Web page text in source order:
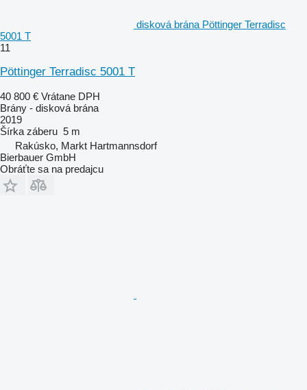
disková brána Pöttinger Terradisc
5001 T
11
Pöttinger Terradisc 5001 T
40 800 € Vrátane DPH
Brány - disková brána
2019
Šírka záberu 5 m
Rakúsko, Markt Hartmannsdorf
Bierbauer GmbH
Obráťte sa na predajcu